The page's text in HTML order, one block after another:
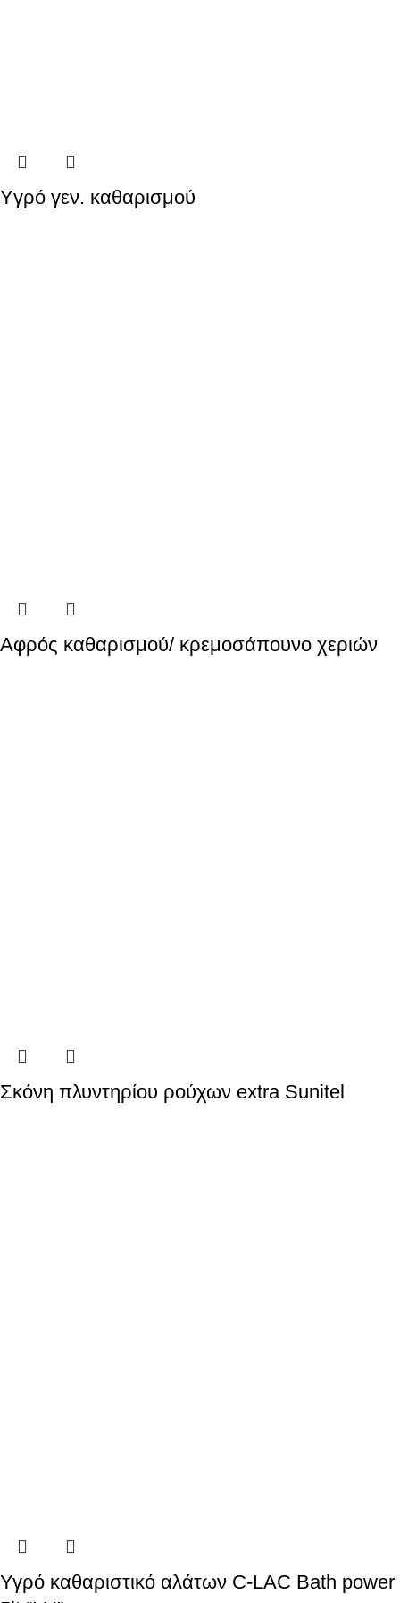
Yγρό γεν. καθαρισμού
Αφρός καθαρισμού/ κρεμοσάπουνο χεριών
Σκόνη πλυντηρίου ρούχων extra Sunitel
Υγρό καθαριστικό αλάτων C-LAC Bath power